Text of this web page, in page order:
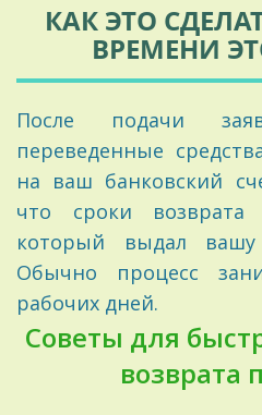
КАК ЭТО
ВРЕМЕНИ
После подачи
переведенные
на ваш банковский
что сроки возврата
который выдал вашу
Обычно процесс
рабочих дней.
Советы для
возврата